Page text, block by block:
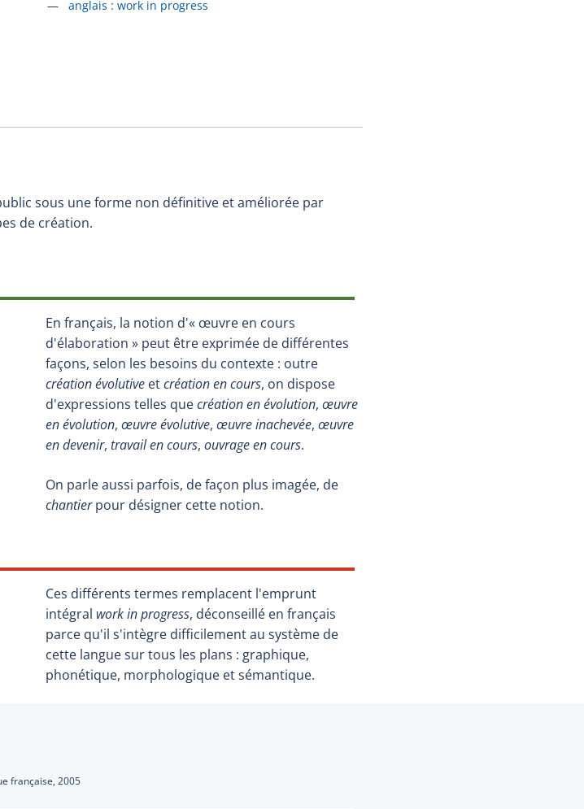
Accéder à la fiche en
anglais : work in progress
sous une forme non définitive et améliorée par
de création.
En français, la notion d'« œuvre en cours
d'élaboration » peut être exprimée de différentes
façons, selon les besoins du contexte : outre
création évolutive etcréation en cours, on dispose
d'expressions telles quecréation en évolution, œuvre
en évolution, œuvre évolutive, œuvre inachevée, œuvre
en devenir, travail en cours, ouvrage en cours.
On parle aussi parfois, de façon plus imagée, de
chantierpour désigner cette notion.
Ces différents termes remplacent l'emprunt
intégral work in progress, déconseillé en français
parce qu'il s'intègre difficilement au système de
cette langue sur tous les plans : graphique,
phonétique, morphologique et sémantique.
française, 2005